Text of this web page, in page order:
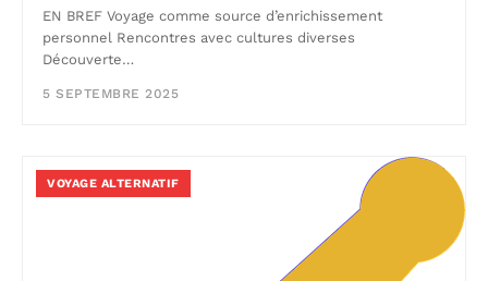
EN BREF Voyage comme source d’enrichissement
personnel Rencontres avec cultures diverses
Découverte…
5 SEPTEMBRE 2025
VOYAGE ALTERNATIF